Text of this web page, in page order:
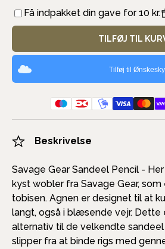
Få indpakket din gave for 10 kr.
TILFØJ TIL
Tilføj til
Beskrivelse
Savage Gear Sandeel Pencil -
kyst wobler fra Savage Gear,
tobisen. Agnen er designet til at
langt, også i blæsende vejr. Dette
alternativ til de velkendte sandeel
slipper fra at binde rigs med